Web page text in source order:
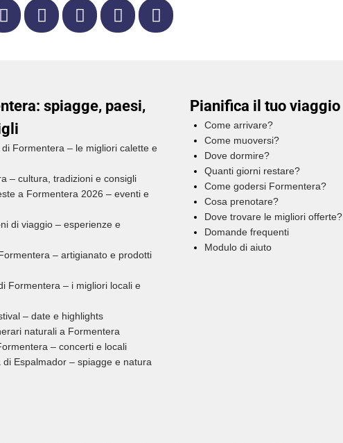
spiagge, paesi,
Formentera – le migliori calette e
– cultura, tradizioni e consigli
a Formentera 2026 – eventi e
di viaggio – esperienze e
– artigianato e prodotti
Formentera – i migliori locali e
– date e highlights
naturali a Formentera
– concerti e locali
di Espalmador – spiagge e natura
Pianifica il tuo viaggio
Come arrivare?
Come muoversi?
Dove dormire?
Quanti giorni restare?
Come godersi Formentera?
Cosa prenotare?
Dove trovare le migliori offerte?
Domande frequenti
Modulo di aiuto